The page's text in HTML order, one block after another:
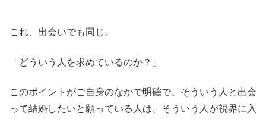
これ、出会いでも同じ。
「どういう人を求めているのか？」
このポイントがご自身のなかで明確で、そういう人と出会
って結婚したいと願っている人は、そういう人が視界に入